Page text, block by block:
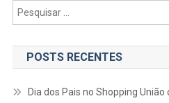
POSTS RECENTES
Dia dos Pais no Shopping União